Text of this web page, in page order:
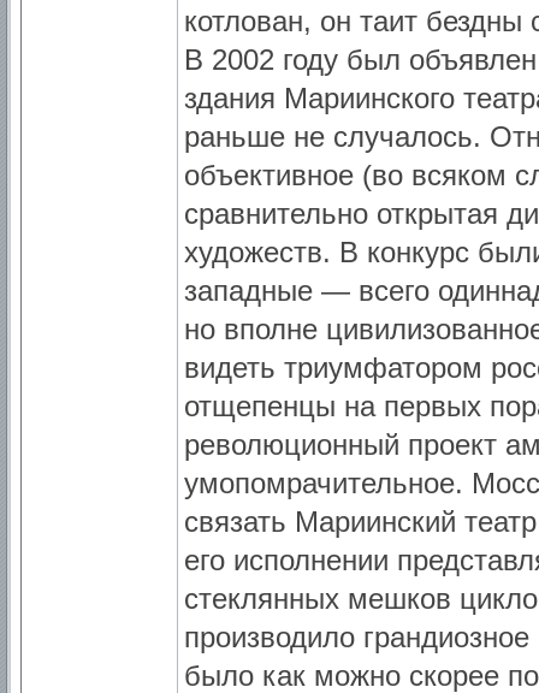
котлован, он таит
В 2002 году был объявлен
здания Мариинского
раньше не случалось.
объективное (во всяком
сравнительно открытая
художеств. В конкурс
западные — всего
но вполне
видеть триумфатором
отщепенцы на первых
революционный проект
умопомрачительное.
связать Мариинский
его исполнении
стеклянных мешков
производило
было как можно скорее